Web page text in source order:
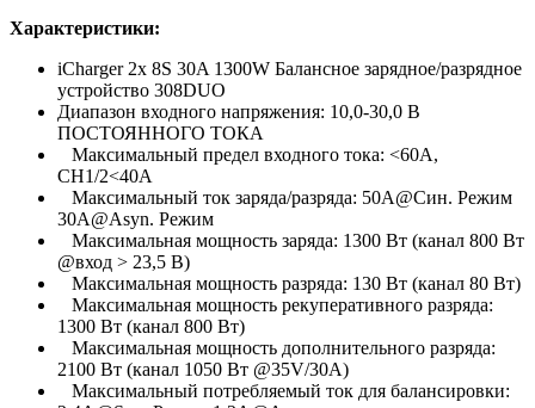
Характеристики:
iCharger 2x 8S 30A 1300W Балансное зарядное/разрядное
устройство 308DUO
Диапазон входного напряжения: 10,0-30,0 В
ПОСТОЯННОГО ТОКА
Максимальный предел входного тока: <60A,
CH1/2<40A
Максимальный ток заряда/разряда: 50A@Син. Режим
30A@Asyn. Режим
Максимальная мощность заряда: 1300 Вт (канал 800 Вт
@вход > 23,5 В)
Максимальная мощность разряда: 130 Вт (канал 80 Вт)
Максимальная мощность рекуперативного разряда:
1300 Вт (канал 800 Вт)
Максимальная мощность дополнительного разряда:
2100 Вт (канал 1050 Вт @35V/30A)
Максимальный потребляемый ток для балансировки: